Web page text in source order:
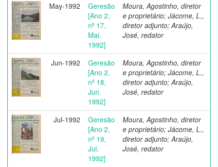
May-1992
Geresão
[Ano 2,
nº 17,
Mai.
1992]
Moura, Agostinho, diretor
e proprietário; Jácome, L.,
diretor adjunto; Araújo,
José, redator
Jun-1992
Geresão
[Ano 2,
nº 18,
Jun.
1992]
Moura, Agostinho, diretor
e proprietário; Jácome, L.,
diretor adjunto; Araújo,
José, redator
Jul-1992
Geresão
[Ano 2,
nº 19,
Jul.
1992]
Moura, Agostinho, diretor
e proprietário; Jácome, L.,
diretor adjunto; Araújo,
José, redator